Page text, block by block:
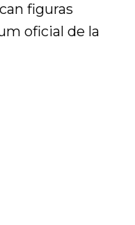
figuras
oficial de la